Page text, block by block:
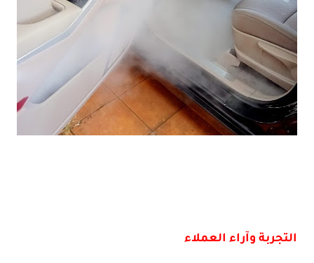
التجربة وآراء العملاء